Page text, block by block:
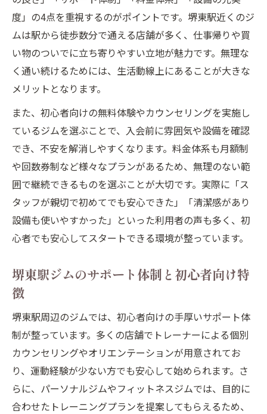
サポートが充実した堺東駅ジムの特徴を紹
介
堺東駅ジムのプールやリラクゼーション設
備の魅力
ジム初心者が堺東駅エリアを選ぶ理由とは
堺東駅ジムで健康習慣を無理なく始める秘
訣
無理なく通える堺東駅のジム環境を徹底解説
堺東駅ジムのアクセス性と初心者に優しい
環境
ジム初心者向け堺東駅の施設や設備の特徴
堺東駅ジムで快適に続けるためのポイント
堺東駅周辺ジムの営業時間や利用のしやす
ジム初心者が堺東駅で継続するためのコツ
堺東駅ジムの継続しやすいポイントと工夫
初心者がジム通いを続けるための堺東駅活
用法
堺東駅ジムで挫折しない環境づくりの秘訣
ジム初心者が堺東駅で取り組む継続のコツ
度」の4点を重視するのがポイントです。堺東駅近くのジ
ムは駅から徒歩数分で通える店舗が多く、仕事帰りや買
い物のついでに立ち寄りやすい立地が魅力です。無理な
く通い続けるためには、生活動線上にあることが大きな
メリットとなります。
また、初心者向けの無料体験やカウンセリングを実施し
ているジムを選ぶことで、入会前に雰囲気や設備を確認
でき、不安を解消しやすくなります。料金体系も月額制
や回数券制など様々なプランがあるため、無理のない範
囲で継続できるものを選ぶことが大切です。実際に「ス
タッフが親切で初めてでも安心できた」「清潔感があり
設備も使いやすかった」といった利用者の声も多く、初
心者でも安心してスタートできる環境が整っています。
堺東駅ジムのサポート体制と初心者向け特
徴
堺東駅周辺のジムでは、初心者向けの手厚いサポート体
制が整っています。多くの店舗でトレーナーによる個別
カウンセリングやオリエンテーションが用意されてお
り、運動経験が少ない方でも安心して始められます。さ
らに、パーソナルジムやフィットネスジムでは、目的に
合わせたトレーニングプランを提案してもらえるため、